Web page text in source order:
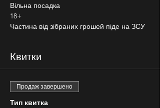
Вільна посадка
18+
Частина від зібраних грошей піде на ЗСУ
Квитки
Продаж завершено
Тип квитка